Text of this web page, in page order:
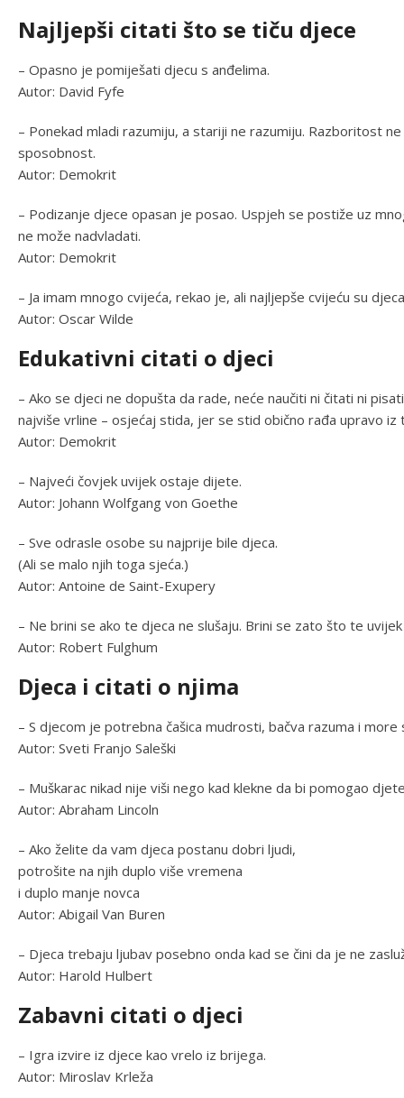
Najljepši citati što se tiču djece
– Opasno je pomiješati djecu s anđelima.
Autor: David Fyfe
– Ponekad mladi razumiju, a stariji ne razumiju. Razboritost
sposobnost.
Autor: Demokrit
– Podizanje djece opasan je posao. Uspjeh se postiže uz
ne može nadvladati.
Autor: Demokrit
– Ja imam mnogo cvijeća, rekao je, ali najljepše cvijeću su
Autor: Oscar Wilde
Edukativni citati o djeci
– Ako se djeci ne dopušta da rade, neće naučiti ni čitati ni
najviše vrline – osjećaj stida, jer se stid obično rađa upravo iz
Autor: Demokrit
– Najveći čovjek uvijek ostaje dijete.
Autor: Johann Wolfgang von Goethe
– Sve odrasle osobe su najprije bile djeca.
(Ali se malo njih toga sjeća.)
Autor: Antoine de Saint-Exupery
– Ne brini se ako te djeca ne slušaju. Brini se zato što te
Autor: Robert Fulghum
Djeca i citati o njima
– S djecom je potrebna čašica mudrosti, bačva razuma i more
Autor: Sveti Franjo Saleški
– Muškarac nikad nije viši nego kad klekne da bi pomogao
Autor: Abraham Lincoln
– Ako želite da vam djeca postanu dobri ljudi,
potrošite na njih duplo više vremena
i duplo manje novca
Autor: Abigail Van Buren
– Djeca trebaju ljubav posebno onda kad se čini da je ne
Autor: Harold Hulbert
Zabavni citati o djeci
– Igra izvire iz djece kao vrelo iz brijega.
Autor: Miroslav Krleža